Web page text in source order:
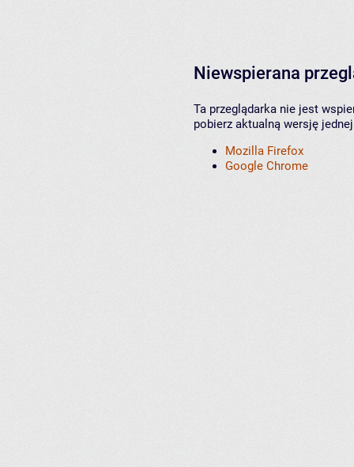
Niewspierana
Ta przeglądarka nie jest
pobierz aktualną wersję
Mozilla Firefox
Google Chrome